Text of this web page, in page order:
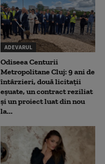
ADEVARUL
Odiseea Centurii
Metropolitane Cluj: 9 ani de
întârzieri, două licitații
eșuate, un contract reziliat
și un proiect luat din nou
la...